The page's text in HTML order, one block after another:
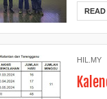
READ
HIL.MY